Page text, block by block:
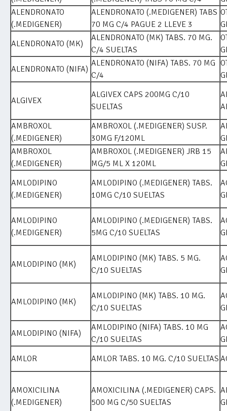
ALENDRONATO
(.MEDIGENER)
ALENDRONATO (.MEDIGENER) TABS
70 MG C/4 PAGUE 2 LLEVE 3
ALENDRONATO (MK)
ALENDRONATO (MK) TABS. 70 MG.
C/4 SUELTAS
ALENDRONATO (NIFA)
ALENDRONATO (NIFA) TABS. 70 MG
C/4
ALGIVEX
ALGIVEX CAPS 200MG C/10
SUELTAS
AMBROXOL
(.MEDIGENER)
AMBROXOL (.MEDIGENER) SUSP.
30MG F/120ML
AMBROXOL
(.MEDIGENER)
AMBROXOL (.MEDIGENER) JRB 15
MG/5 ML X 120ML
AMLODIPINO
(.MEDIGENER)
AMLODIPINO (.MEDIGENER) TABS.
10MG C/10 SUELTAS
AMLODIPINO
(.MEDIGENER)
AMLODIPINO (.MEDIGENER) TABS.
5MG C/10 SUELTAS
AMLODIPINO (MK)
AMLODIPINO (MK) TABS. 5 MG.
C/10 SUELTAS
AMLODIPINO (MK)
AMLODIPINO (MK) TABS. 10 MG.
C/10 SUELTAS
AMLODIPINO (NIFA)
AMLODIPINO (NIFA) TABS. 10 MG
C/10 SUELTAS
AMLOR
AMLOR TABS. 10 MG. C/10 SUELTAS
AMOXICILINA
(.MEDIGENER)
AMOXICILINA (.MEDIGENER) CAPS.
500 MG C/50 SUELTAS